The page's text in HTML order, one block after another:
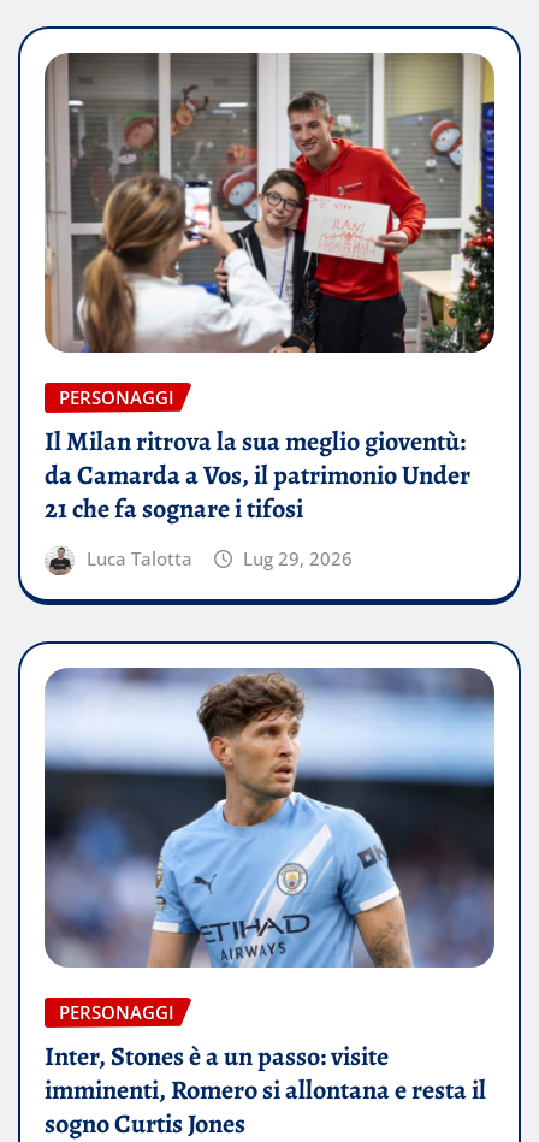
PERSONAGGI
Il Milan ritrova la sua meglio gioventù:
da Camarda a Vos, il patrimonio Under
21 che fa sognare i tifosi
Luca Talotta Lug 29, 2026
PERSONAGGI
Inter, Stones è a un passo: visite
imminenti, Romero si allontana e resta il
sogno Curtis Jones